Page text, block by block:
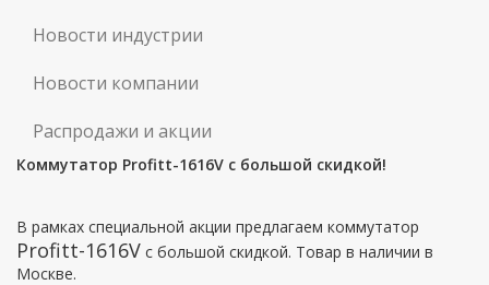
Новости индустрии
Новости компании
Распродажи и акции
Коммутатор Profitt-1616V с большой скидкой!
В рамках специальной акции предлагаем коммутатор
Profitt-1616V с большой скидкой. Товар в наличии в
Москве.